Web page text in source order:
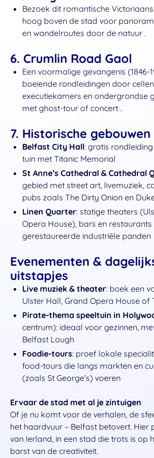
Bezoek dit romantische
hoog boven de stad voor
en wandelroutes door de natuur .
6. Crumlin Road Gaol
Een voormalige gevangenis
boeiende rondleidingen door
executiekamers en ondergrondse
met ghost‑tour of concert .
7. Historische gebouwen
Belfast City Hall: gratis
tuin met Titanic Memorial
St Anne’s Cathedral & Cathedral
gebied met street art, livemuziek,
pubs zoals The Dirty Onion en
Linen Quarter: statige theaters
Opera House), bars en restaurants
gerestaureerde industriële panden
Evenementen &
uitstapjes
Live muziek & theater: boek een
Ulster Hall, Grand Opera House of
Pirate‑thema speeltuin in
centrum): ideaal voor gezinnen,
Belfast Lough
Foodie‑tours: proef lokale
food‑tours die langs markten en
(zoals St George’s) voeren
Ervaar de stad met al je zintuigen
Of je nu komt voor de verhalen, de
het haardvuur – Belfast betovert. Hier
van Ierland, in een stad die trots is op
barst van de creativiteit.